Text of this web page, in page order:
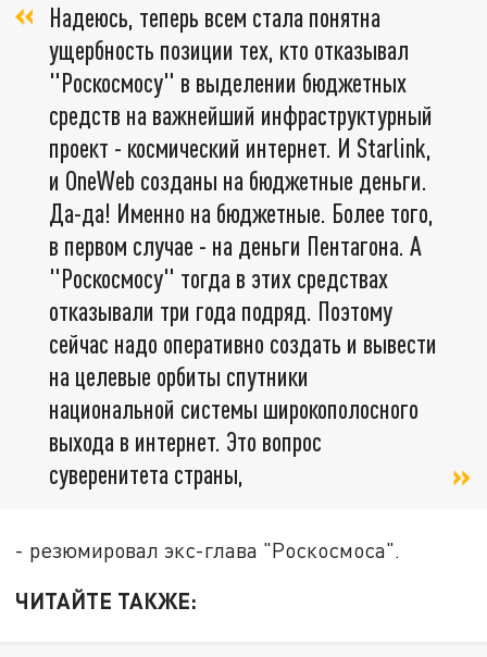
Надеюсь, теперь всем стала понятна
ущербность позиции тех, кто отказывал
"Роскосмосу" в выделении бюджетных
средств на важнейший инфраструктурный
проект - космический интернет. И Starlink,
и OneWeb созданы на бюджетные деньги.
Да-да! Именно на бюджетные. Более того,
в первом случае - на деньги Пентагона. А
"Роскосмосу" тогда в этих средствах
отказывали три года подряд. Поэтому
сейчас надо оперативно создать и вывести
на целевые орбиты спутники
национальной системы широкополосного
выхода в интернет. Это вопрос
суверенитета страны,
- резюмировал экс-глава "Роскосмоса".
ЧИТАЙТЕ ТАКЖЕ: